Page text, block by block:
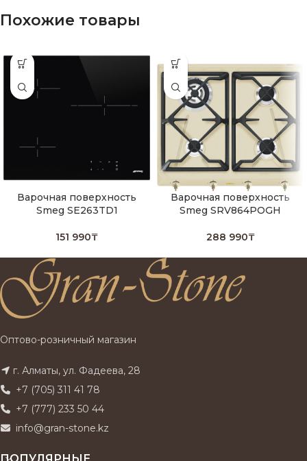
Похожие товары
Варочная поверхность
Smeg SE263TD1
151 990₸
Варочная поверхность
Smeg SRV864POGH
288 990₸
Оптово-розничный магазин
г. Алматы, ул. Фадеева, 28
+7 (705) 311 41 78
+7 (777) 233 50 44
info@gran-stone.kz